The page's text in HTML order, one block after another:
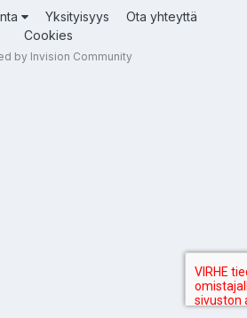
Yksityisyys
Ota yhteyttä
Cookies
by Invision Community